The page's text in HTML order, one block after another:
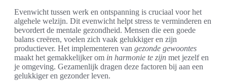
Evenwicht tussen werk en ontspanning is cruciaal voor het
algehele welzijn. Dit evenwicht helpt stress te verminderen en
bevordert de mentale gezondheid. Mensen die een goede
balans creëren, voelen zich vaak gelukkiger en zijn
productiever. Het implementeren van gezonde gewoontes
maakt het gemakkelijker om in harmonie te zijn met jezelf en
je omgeving. Gezamenlijk dragen deze factoren bij aan een
gelukkiger en gezonder leven.